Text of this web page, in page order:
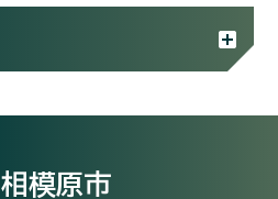
相模原市